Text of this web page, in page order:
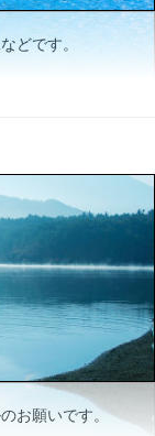
どです。
お願いです。